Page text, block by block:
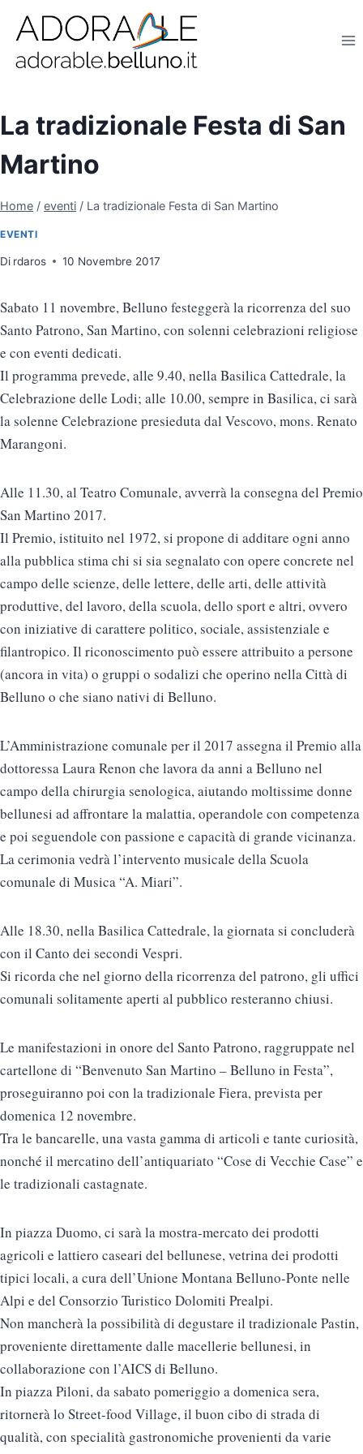
contenuto
La tradizionale Festa di San
Martino
Home / eventi / La tradizionale Festa di San Martino
EVENTI
Di rdaros 10 Novembre 2017
Sabato 11 novembre, Belluno festeggerà la ricorrenza del suo
Santo Patrono, San Martino, con solenni celebrazioni religiose
e con eventi dedicati.
Il programma prevede, alle 9.40, nella Basilica Cattedrale, la
Celebrazione delle Lodi; alle 10.00, sempre in Basilica, ci sarà
la solenne Celebrazione presieduta dal Vescovo, mons. Renato
Marangoni.
Alle 11.30, al Teatro Comunale, avverrà la consegna del Premio
San Martino 2017.
Il Premio, istituito nel 1972, si propone di additare ogni anno
alla pubblica stima chi si sia segnalato con opere concrete nel
campo delle scienze, delle lettere, delle arti, delle attività
produttive, del lavoro, della scuola, dello sport e altri, ovvero
con iniziative di carattere politico, sociale, assistenziale e
filantropico. Il riconoscimento può essere attribuito a persone
(ancora in vita) o gruppi o sodalizi che operino nella Città di
Belluno o che siano nativi di Belluno.
L’Amministrazione comunale per il 2017 assegna il Premio alla
dottoressa Laura Renon che lavora da anni a Belluno nel
campo della chirurgia senologica, aiutando moltissime donne
bellunesi ad affrontare la malattia, operandole con competenza
e poi seguendole con passione e capacità di grande vicinanza.
La cerimonia vedrà l’intervento musicale della Scuola
comunale di Musica “A. Miari”.
Alle 18.30, nella Basilica Cattedrale, la giornata si concluderà
con il Canto dei secondi Vespri.
Si ricorda che nel giorno della ricorrenza del patrono, gli uffici
comunali solitamente aperti al pubblico resteranno chiusi.
Le manifestazioni in onore del Santo Patrono, raggruppate nel
cartellone di “Benvenuto San Martino – Belluno in Festa”,
proseguiranno poi con la tradizionale Fiera, prevista per
domenica 12 novembre.
Tra le bancarelle, una vasta gamma di articoli e tante curiosità,
nonché il mercatino dell’antiquariato “Cose di Vecchie Case” e
le tradizionali castagnate.
In piazza Duomo, ci sarà la mostra-mercato dei prodotti
agricoli e lattiero caseari del bellunese, vetrina dei prodotti
tipici locali, a cura dell’Unione Montana Belluno-Ponte nelle
Alpi e del Consorzio Turistico Dolomiti Prealpi.
Non mancherà la possibilità di degustare il tradizionale Pastin,
proveniente direttamente dalle macellerie bellunesi, in
collaborazione con l’AICS di Belluno.
In piazza Piloni, da sabato pomeriggio a domenica sera,
ritornerà lo Street-food Village, il buon cibo di strada di
qualità, con specialità gastronomiche provenienti da varie